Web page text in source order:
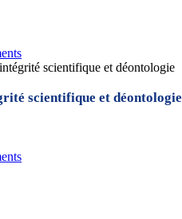
scientifique et déontologie
scientifique et déontologie